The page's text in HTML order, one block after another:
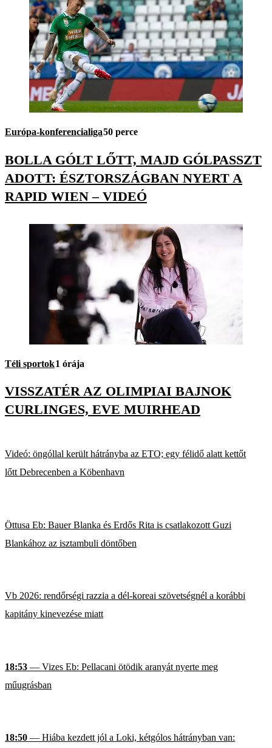
Európa-konferencialiga50 perce
BOLLA GÓLT LŐTT, MAJD GÓLPASSZT
ADOTT: ÉSZTORSZÁGBAN NYERT A
RAPID WIEN – VIDEÓ
Téli sportok1 órája
VISSZATÉR AZ OLIMPIAI BAJNOK
CURLINGES, EVE MUIRHEAD
Videó: öngóllal került hátrányba az ETO; egy félidő alatt kettőt
lőtt Debrecenben a Köbenhavn
Öttusa Eb: Bauer Blanka és Erdős Rita is csatlakozott Guzi
Blankához az isztambuli döntőben
Vb 2026: rendőrségi razzia a dél-koreai szövetségnél a korábbi
kapitány kinevezése miatt
18:53 — Vizes Eb: Pellacani ötödik aranyát nyerte meg
műugrásban
18:50 — Hiába kezdett jól a Loki, kétgólos hátrányban van: